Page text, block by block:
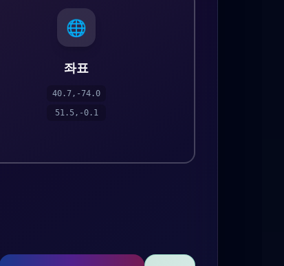
🌐
좌표
40.7,-74.0
51.5,-0.1